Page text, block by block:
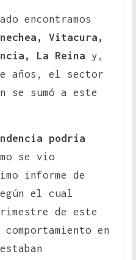
encontramos
Vitacura,
La Reina y,
años, el sector
se sumó a este
podría
se vio
informe de
el cual
de este
en